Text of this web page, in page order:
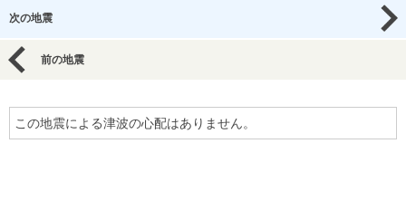
次の地震
前の地震
この地震による津波の心配はありません。